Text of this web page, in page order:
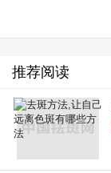
推荐阅读